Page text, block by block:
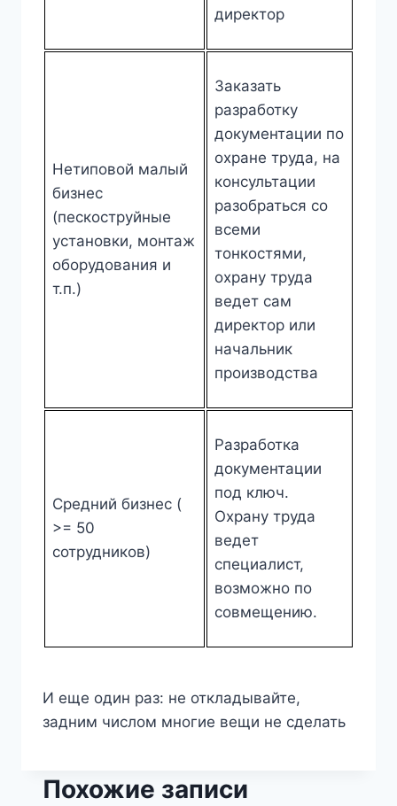
директор
Нетиповой малый
бизнес
(пескоструйные
установки, монтаж
оборудования и
т.п.)
Заказать
разработку
документации по
охране труда, на
консультации
разобраться со
всеми
тонкостями,
охрану труда
ведет сам
директор или
начальник
производства
Средний бизнес (
>= 50
сотрудников)
Разработка
документации
под ключ.
Охрану труда
ведет
специалист,
возможно по
совмещению.
И еще один раз: не откладывайте,
задним числом многие вещи не сделать
Похожие записи